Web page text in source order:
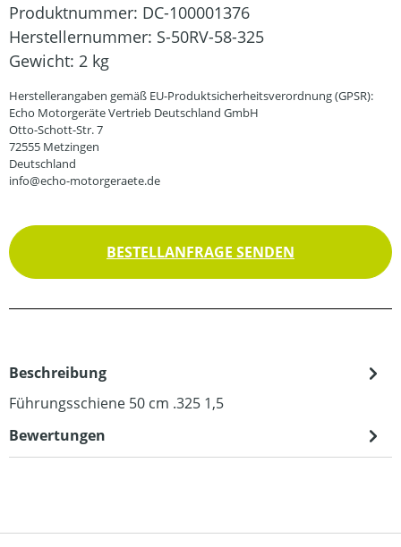
Produktnummer: DC-100001376
Herstellernummer: S-50RV-58-325
Gewicht: 2 kg
Herstellerangaben gemäß EU-Produktsicherheitsverordnung (GPSR):
Echo Motorgeräte Vertrieb Deutschland GmbH
Otto-Schott-Str. 7
72555 Metzingen
Deutschland
info@echo-motorgeraete.de
BESTELLANFRAGE SENDEN
Beschreibung
Führungsschiene 50 cm .325 1,5
Bewertungen